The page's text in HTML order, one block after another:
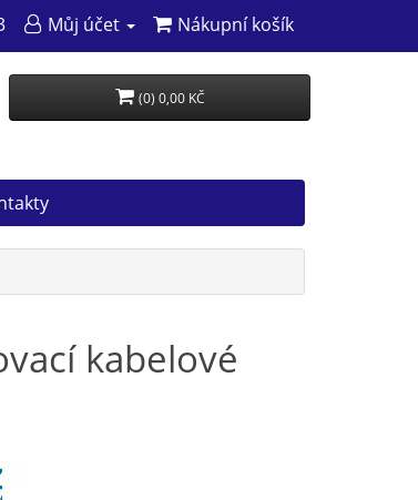
Můj účet Nákupní košík
(0) 0,00 KČ
kabelové